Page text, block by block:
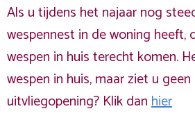
Als u tijdens het najaar nog
wespennest in de woning heeft,
wespen in huis terecht komen.
wespen in huis, maar ziet u
uitvliegopening? Klik danhier